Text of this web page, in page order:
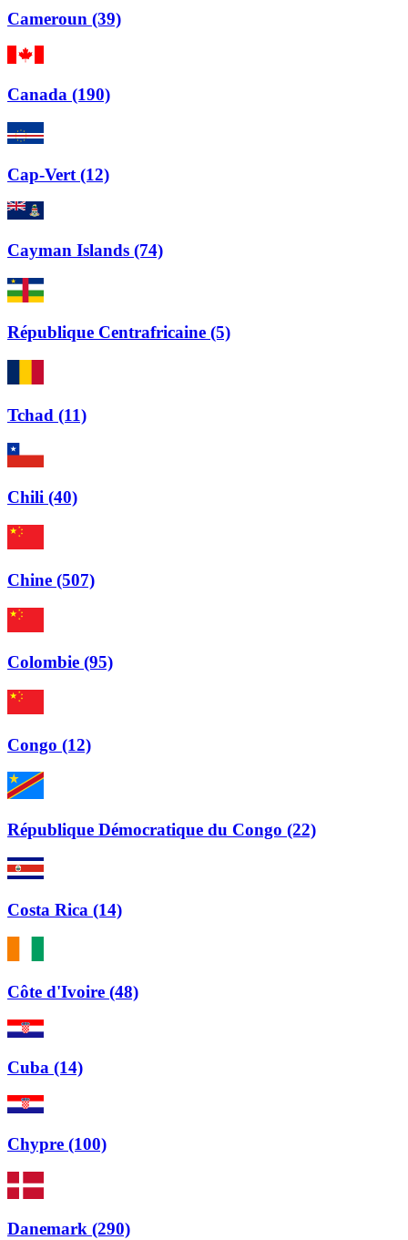
Cameroun (39)
Canada (190)
Cap-Vert (12)
Cayman Islands (74)
République Centrafricaine (5)
Tchad (11)
Chili (40)
Chine (507)
Colombie (95)
Congo (12)
République Démocratique du Congo (22)
Costa Rica (14)
Côte d'Ivoire (48)
Cuba (14)
Chypre (100)
Danemark (290)